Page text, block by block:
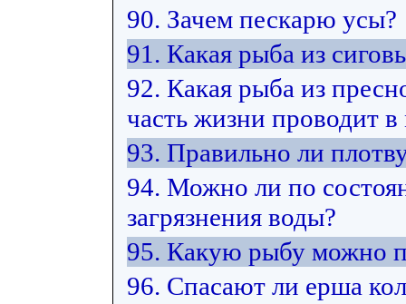
90. Зачем пескарю усы?
91. Какая рыба из
92. Какая рыба из
часть жизни проводит
93. Правильно ли
94. Можно ли по
загрязнения воды?
95. Какую рыбу можно
96. Спасают ли ерша